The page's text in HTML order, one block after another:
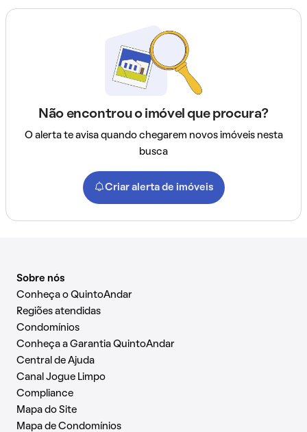
Não encontrou o imóvel que procura?
O alerta te avisa quando chegarem novos imóveis nesta
busca
Criar alerta de imóveis
Sobre nós
Conheça o QuintoAndar
Regiões atendidas
Condomínios
Conheça a Garantia QuintoAndar
Central de Ajuda
Canal Jogue Limpo
Compliance
Mapa do Site
Mapa de Condomínios